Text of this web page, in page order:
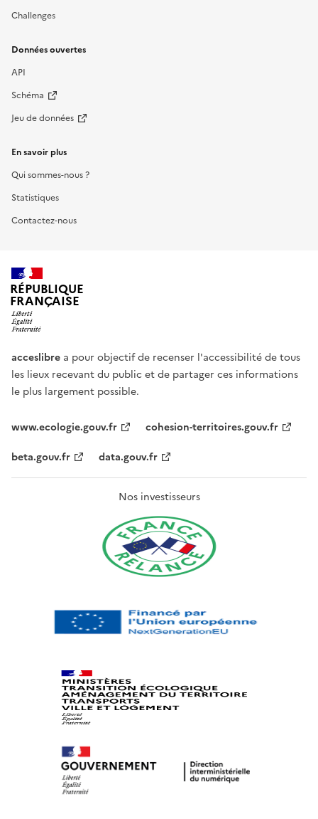
Challenges
Données ouvertes
API
Schéma
Jeu de données
En savoir plus
Qui sommes-nous ?
Statistiques
Contactez-nous
RÉPUBLIQUE
FRANÇAISE
acceslibre a pour objectif de recenser l'accessibilité de tous
les lieux recevant du public et de partager ces informations
le plus largement possible.
www.ecologie.gouv.fr
cohesion-territoires.gouv.fr
beta.gouv.fr
data.gouv.fr
Nos investisseurs